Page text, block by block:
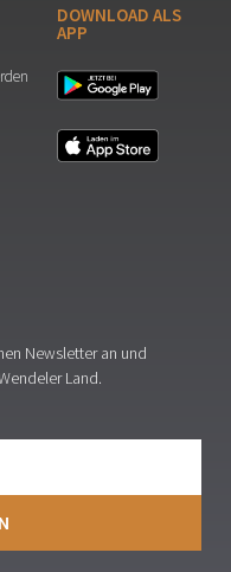
DOWNLOAD ALS
APP
Newsletter an und
Land.